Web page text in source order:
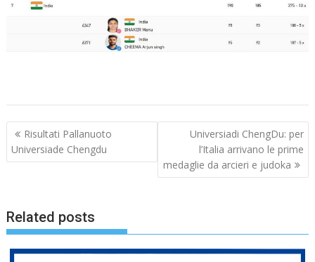
Navigazione
articoli
Risultati Pallanuoto
Universiade Chengdu
Universiadi ChengDu: per
l’Italia arrivano le prime
medaglie da arcieri e judoka
Related posts